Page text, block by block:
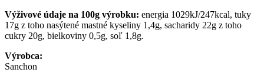
Výživové údaje na 100g výrobku: energia 1029kJ/247kcal, tuky
17g z toho nasýtené mastné kyseliny 1,4g, sacharidy 22g z toho
cukry 20g, bielkoviny 0,5g, soľ 1,8g.
Výrobca:
Sanchon